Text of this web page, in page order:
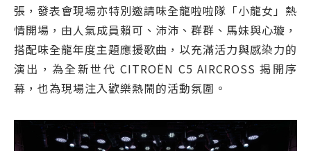
張，發表會現場亦特別邀請味全龍啦啦隊「小龍女」熱
情開場，由人氣成員賴可、沛沛、群群、馬妹與心璇，
搭配味全龍年度主題應援歌曲，以充滿活力與感染力的
演出，為全新世代 CITROËN C5 AIRCROSS 揭開序
幕，也為現場注入歡樂熱鬧的活動氛圍。